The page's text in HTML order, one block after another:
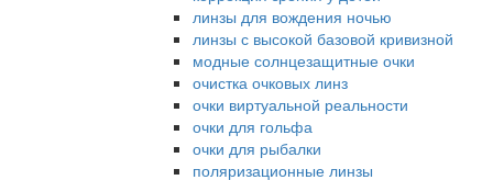
линзы для вождения ночью
линзы с высокой базовой кривизной
модные солнцезащитные очки
очистка очковых линз
очки виртуальной реальности
очки для гольфа
очки для рыбалки
поляризационные линзы